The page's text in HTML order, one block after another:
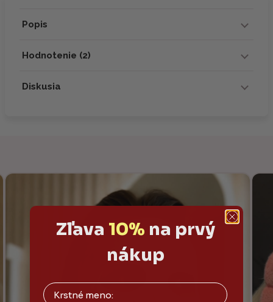
Popis
Hodnotenie (2)
Diskusia
Zľava 10% na prvý
nákup